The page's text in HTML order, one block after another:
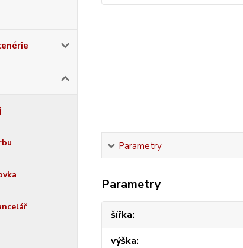
Parametry
Parametry
šířka
výška